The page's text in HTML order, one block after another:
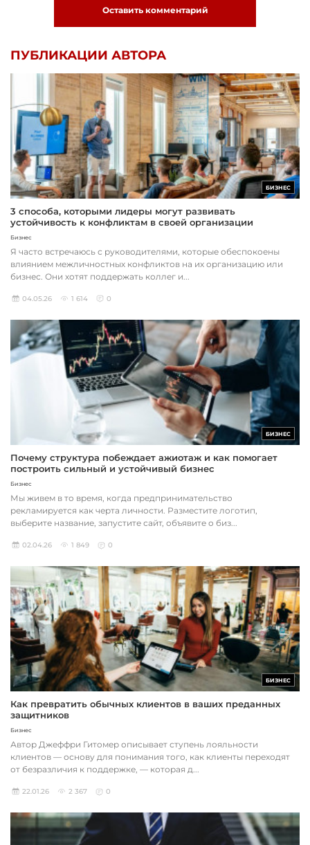
Оставить комментарий
ПУБЛИКАЦИИ АВТОРА
БИЗНЕС
3 способа, которыми лидеры могут развивать
устойчивость к конфликтам в своей организации
Бизнес
Я часто встречаюсь с руководителями, которые обеспокоены
влиянием межличностных конфликтов на их организацию или
бизнес. Они хотят поддержать коллег и...
04.05.26 1 614 0
БИЗНЕС
Почему структура побеждает ажиотаж и как помогает
построить сильный и устойчивый бизнес
Бизнес
Мы живем в то время, когда предпринимательство
рекламируется как черта личности. Разместите логотип,
выберите название, запустите сайт, объявите о биз...
02.04.26 1 849 0
БИЗНЕС
Как превратить обычных клиентов в ваших преданных
защитников
Бизнес
Автор Джеффри Гитомер описывает ступень лояльности
клиентов — основу для понимания того, как клиенты переходят
от безразличия к поддержке, — которая д...
22.01.26 2 367 0